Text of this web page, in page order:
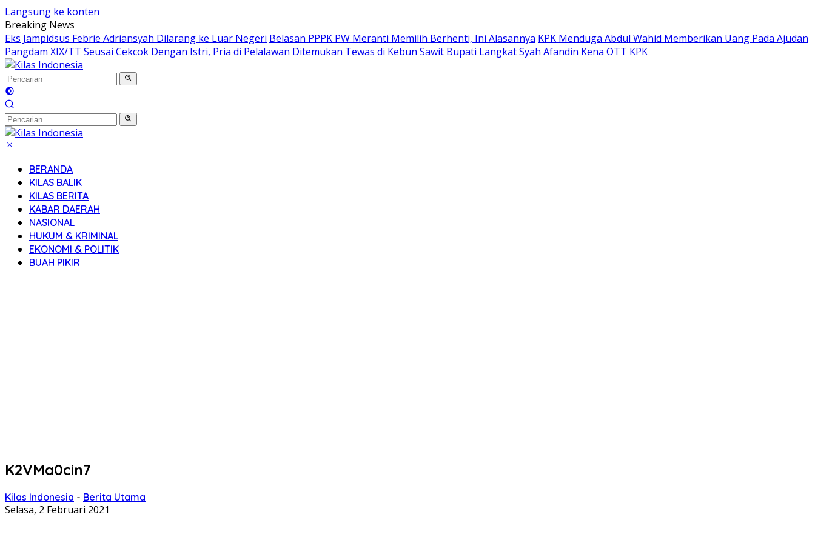
Langsung ke konten
Breaking News
Eks Jampidsus Febrie Adriansyah Dilarang ke Luar Negeri Belasan PPPK PW Meranti Memilih Berhenti, Ini Alasannya KPK Menduga Abdul Wahid Memberikan Uang Pada Ajudan
Pangdam XIX/TT Seusai Cekcok Dengan Istri, Pria di Pelalawan Ditemukan Tewas di Kebun Sawit Bupati Langkat Syah Afandin Kena OTT KPK
BERANDA
KILAS BALIK
KILAS BERITA
KABAR DAERAH
NASIONAL
HUKUM & KRIMINAL
EKONOMI & POLITIK
BUAH PIKIR
K2VMa0cin7
Kilas Indonesia - Berita Utama
Selasa, 2 Februari 2021